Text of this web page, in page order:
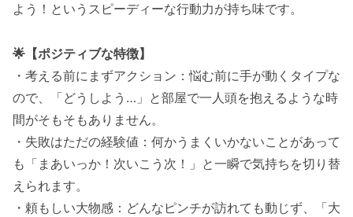
よう！というスピーディーな行動力が持ち味です。
🌟【ポジティブな特徴】
・考える前にまずアクション：悩む前に手が動くタイプな
ので、「どうしよう…」と部屋で一人頭を抱えるような時
間がそもそもありません。
・失敗はただの経験値：何かうまくいかないことがあって
も「まあいっか！次いこう次！」と一瞬で気持ちを切り替
えられます。
・頼もしい大物感：どんなピンチが訪れても動じず、「大